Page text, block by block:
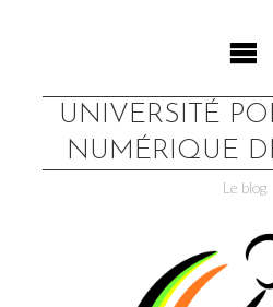
UNIVERSITÉ
NUMÉRIQUE
Le blog